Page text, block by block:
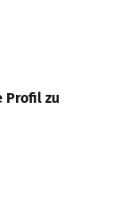
Profil zu